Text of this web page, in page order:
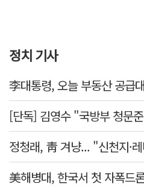
정치 기사